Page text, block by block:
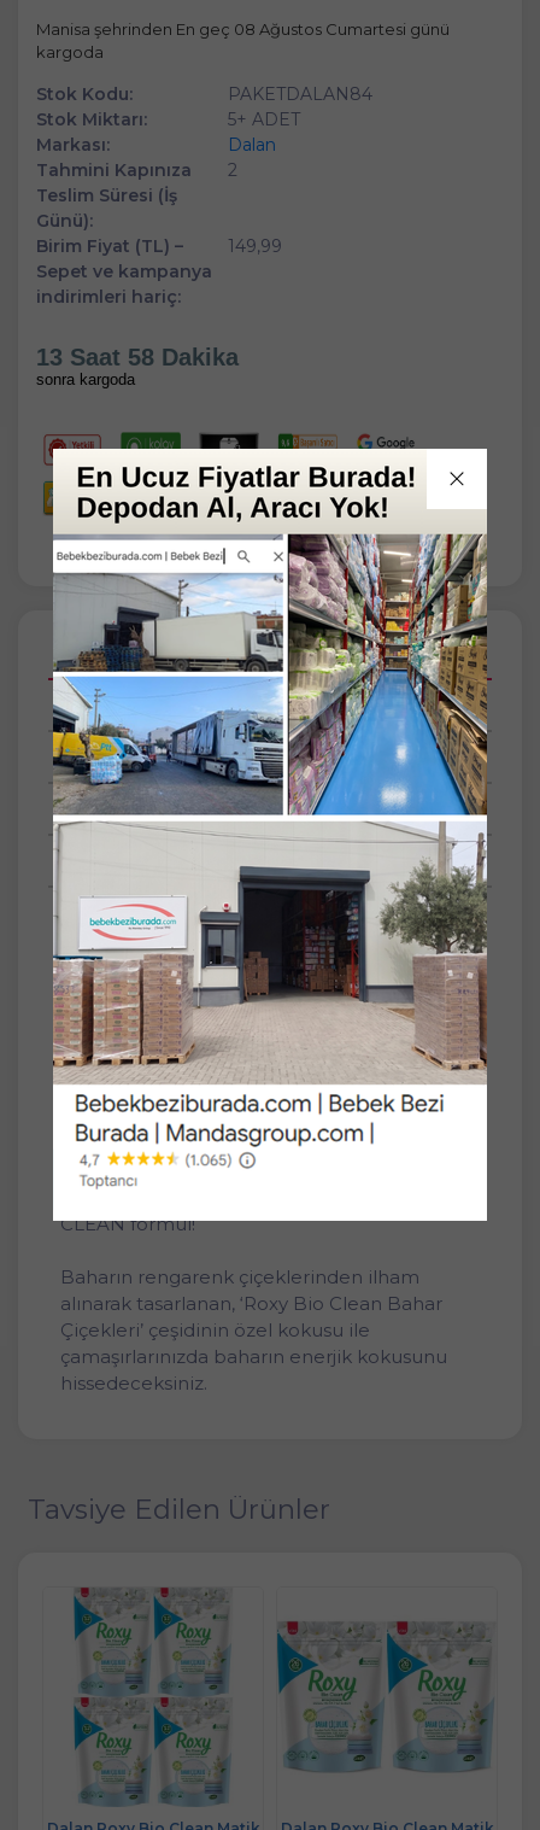
Manisa şehrinden En geç 08 Ağustos Cumartesi günü
kargoda
Stok Kodu:
PAKETDALAN84
Stok Miktarı:
5+ ADET
Markası:
Dalan
Tahmini Kapınıza
Teslim Süresi (İş
Günü):
2
Birim Fiyat (TL) –
Sepet ve kampanya
indirimleri hariç:
149,99
13 Saat 58 Dakika
sonra kargoda
Açıklamalar
Taksit Seçenekleri
Tüm Yorumlar
Tüm Sorular
Set 12'li
Özelliği
Beyaz ve Renkli
Toz - Jel Sıvı Toz Deterjan
Dalan Roxy Bio Clean Matik Sabun Tozu
800GR Bahar Çiçekleri (12 Li Set) (312 Yıkama)
Doğada Çözünebilen Doğaya Dost BIO
CLEAN formül!
Baharın rengarenk çiçeklerinden ilham
alınarak tasarlanan, ‘Roxy Bio Clean Bahar
Çiçekleri’ çeşidinin özel kokusu ile
çamaşırlarınızda baharın enerjik kokusunu
hissedeceksiniz.
Tavsiye Edilen Ürünler